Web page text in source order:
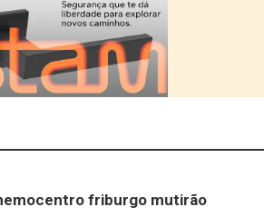
friburgo mutirão